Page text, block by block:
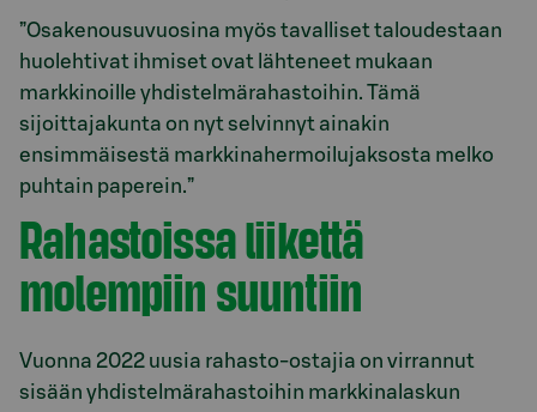
”Osakenousuvuosina myös tavalliset taloudestaan
huolehtivat ihmiset ovat lähteneet mukaan
markkinoille yhdistelmärahastoihin. Tämä
sijoittajakunta on nyt selvinnyt ainakin
ensimmäisestä markkinahermoilujaksosta melko
puhtain paperein.”
Rahastoissa liikettä
molempiin suuntiin
Vuonna 2022 uusia rahasto-ostajia on virrannut
sisään yhdistelmärahastoihin markkinalaskun